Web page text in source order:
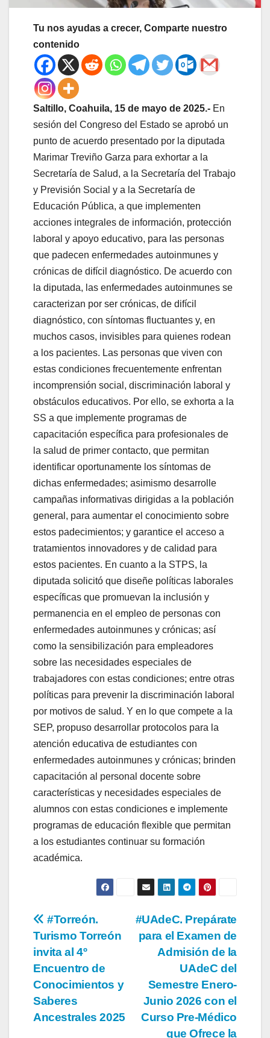
Tu nos ayudas a crecer, Comparte nuestro
contenido
Saltillo, Coahuila, 15 de mayo de 2025.- En
sesión del Congreso del Estado se aprobó un
punto de acuerdo presentado por la diputada
Marimar Treviño Garza para exhortar a la
Secretaría de Salud, a la Secretaría del Trabajo
y Previsión Social y a la Secretaría de
Educación Pública, a que implementen
acciones integrales de información, protección
laboral y apoyo educativo, para las personas
que padecen enfermedades autoinmunes y
crónicas de difícil diagnóstico. De acuerdo con
la diputada, las enfermedades autoinmunes se
caracterizan por ser crónicas, de difícil
diagnóstico, con síntomas fluctuantes y, en
muchos casos, invisibles para quienes rodean
a los pacientes. Las personas que viven con
estas condiciones frecuentemente enfrentan
incomprensión social, discriminación laboral y
obstáculos educativos. Por ello, se exhorta a la
SS a que implemente programas de
capacitación específica para profesionales de
la salud de primer contacto, que permitan
identificar oportunamente los síntomas de
dichas enfermedades; asimismo desarrolle
campañas informativas dirigidas a la población
general, para aumentar el conocimiento sobre
estos padecimientos; y garantice el acceso a
tratamientos innovadores y de calidad para
estos pacientes. En cuanto a la STPS, la
diputada solicitó que diseñe políticas laborales
específicas que promuevan la inclusión y
permanencia en el empleo de personas con
enfermedades autoinmunes y crónicas; así
como la sensibilización para empleadores
sobre las necesidades especiales de
trabajadores con estas condiciones; entre otras
políticas para prevenir la discriminación laboral
por motivos de salud. Y en lo que compete a la
SEP, propuso desarrollar protocolos para la
atención educativa de estudiantes con
enfermedades autoinmunes y crónicas; brinden
capacitación al personal docente sobre
características y necesidades especiales de
alumnos con estas condiciones e implemente
programas de educación flexible que permitan
a los estudiantes continuar su formación
académica.
Navegación
de
entradas
#UAdeC. Prepárate
para el Examen de
Admisión de la
UAdeC del
Semestre Enero-
Junio 2026 con el
Curso Pre-Médico
que Ofrece la
#Torreón.
Turismo Torreón
invita al 4º
Encuentro de
Conocimientos y
Saberes
Ancestrales 2025